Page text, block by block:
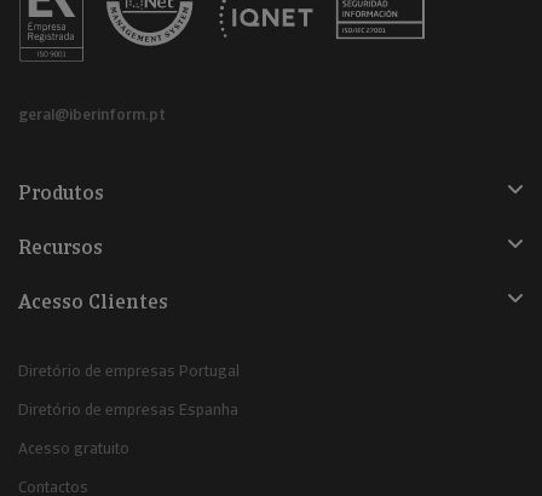
geral@iberinform.pt
Produtos
Recursos
Acesso Clientes
Diretório de empresas Portugal
Diretório de empresas Espanha
Acesso gratuito
Contactos